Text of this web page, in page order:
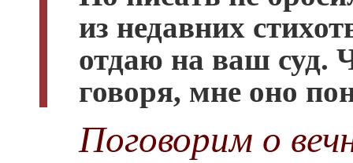
из недавних
отдаю на ваш суд.
говоря, мне оно
Поговорим о